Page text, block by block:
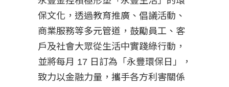
保文化，透過教育推廣、倡議活動、
商業服務等多元管道，鼓勵員工、客
戶及社會大眾從生活中實踐綠行動，
並將每月 17 日訂為「永豐環保日」，
致力以金融力量，攜手各方利害關係